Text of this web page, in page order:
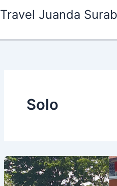
ke
Travel Juanda
Solo